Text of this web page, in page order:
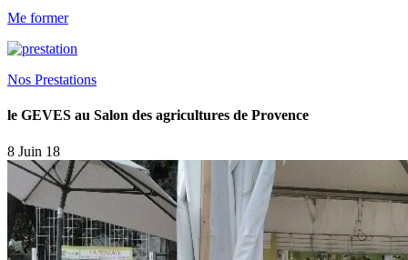
Me former
Nos Prestations
le GEVES au Salon des agricultures de Provence
8 Juin 18